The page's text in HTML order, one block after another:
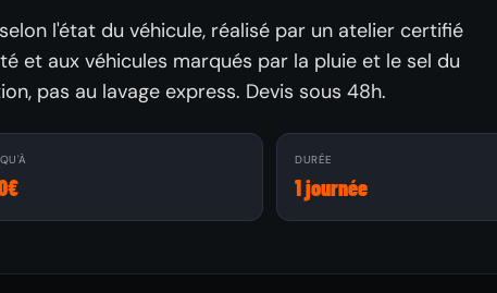
l'état du véhicule, réalisé par un atelier certifié
et aux véhicules marqués par la pluie et le sel du
pas au lavage express. Devis sous 48h.
DURÉE
1 journée